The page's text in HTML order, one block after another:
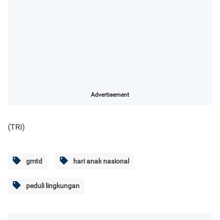
Advertisement
(TRI)
gmtd hari anak nasional
peduli lingkungan